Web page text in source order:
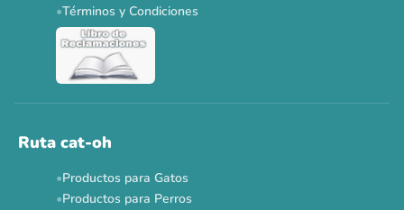
Ver todas las promos 🐾
Términos y Condiciones
Ruta cat-oh
Productos para Gatos
Productos para Perros